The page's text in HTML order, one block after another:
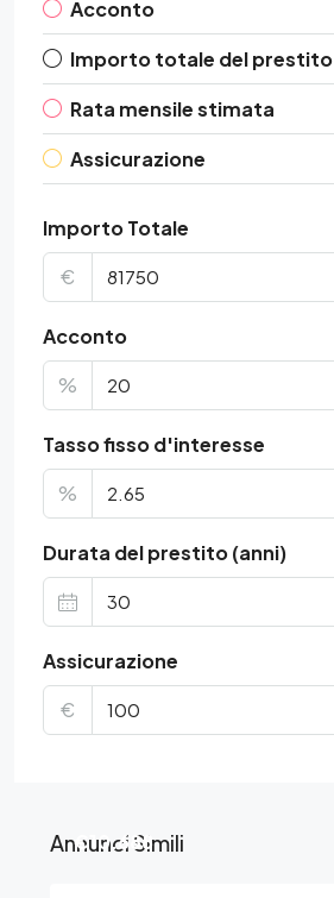
Acconto
Importo totale del prestito
Rata mensile stimata
Assicurazione
Importo Totale
€
Acconto
%
Tasso fisso d'interesse
%
Durata del prestito (anni)
Assicurazione
€
Annunci Simili
€10.688